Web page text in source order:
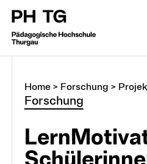
Home> Forschung >
Forschung